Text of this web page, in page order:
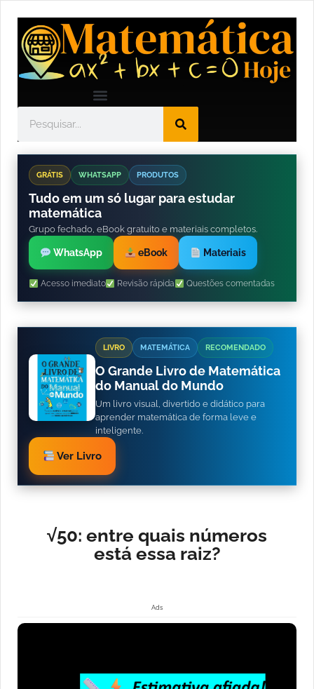
GRÁTIS WHATSAPP PRODUTOS
Tudo em um só lugar para estudar
matemática
Grupo fechado, eBook gratuito e materiais completos.
WhatsApp eBook Materiais
Acesso imediato Revisão rápida Questões comentadas
LIVRO MATEMÁTICA RECOMENDADO
O Grande Livro de Matemática
do Manual do Mundo
Um livro visual, divertido e didático para
aprender matemática de forma leve e
inteligente.
Ver Livro
√50: entre quais números
está essa raiz?
Ads